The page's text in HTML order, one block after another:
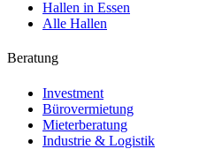
Hallen in Essen
Alle Hallen
Beratung
Investment
Bürovermietung
Mieterberatung
Industrie & Logistik